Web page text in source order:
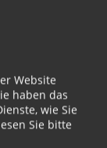
Unfall heim
auf Händen
Doch
erzählt
einen
mit
Website
haben das
wie Sie
Sie bitte